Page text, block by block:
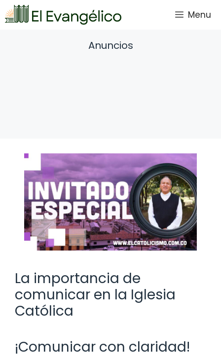
Saltar
al
Menu
Anuncios
La importancia de
comunicar en la Iglesia
Católica
¡Comunicar con claridad!